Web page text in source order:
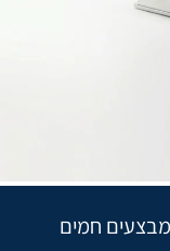
חמים